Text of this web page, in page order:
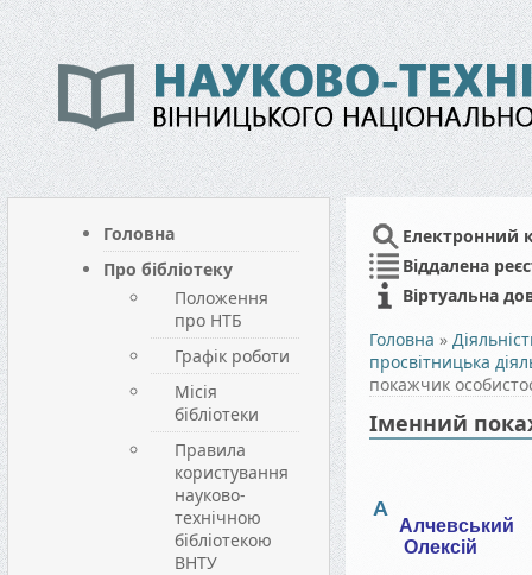
Головна
Про бібліотеку
Положення
про НТБ
Графік роботи
Місія
бібліотеки
Правила
користування
науково-
технічною
бібліотекою
ВНТУ
Електронний
Віддалена
Віртуальна
Головна »
просвітницька
покажчик
Іменний
А
Алчевський
Олексій